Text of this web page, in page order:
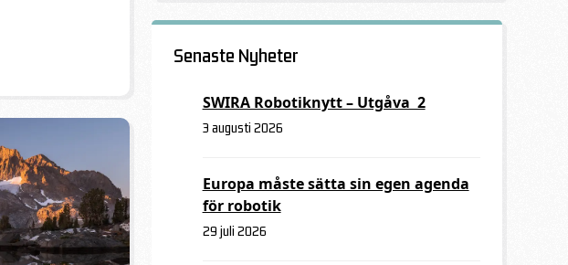
Senaste Nyheter
SWIRA Robotiknytt – Utgåva 2
3 augusti 2026
Europa måste sätta sin egen agenda
för robotik
29 juli 2026